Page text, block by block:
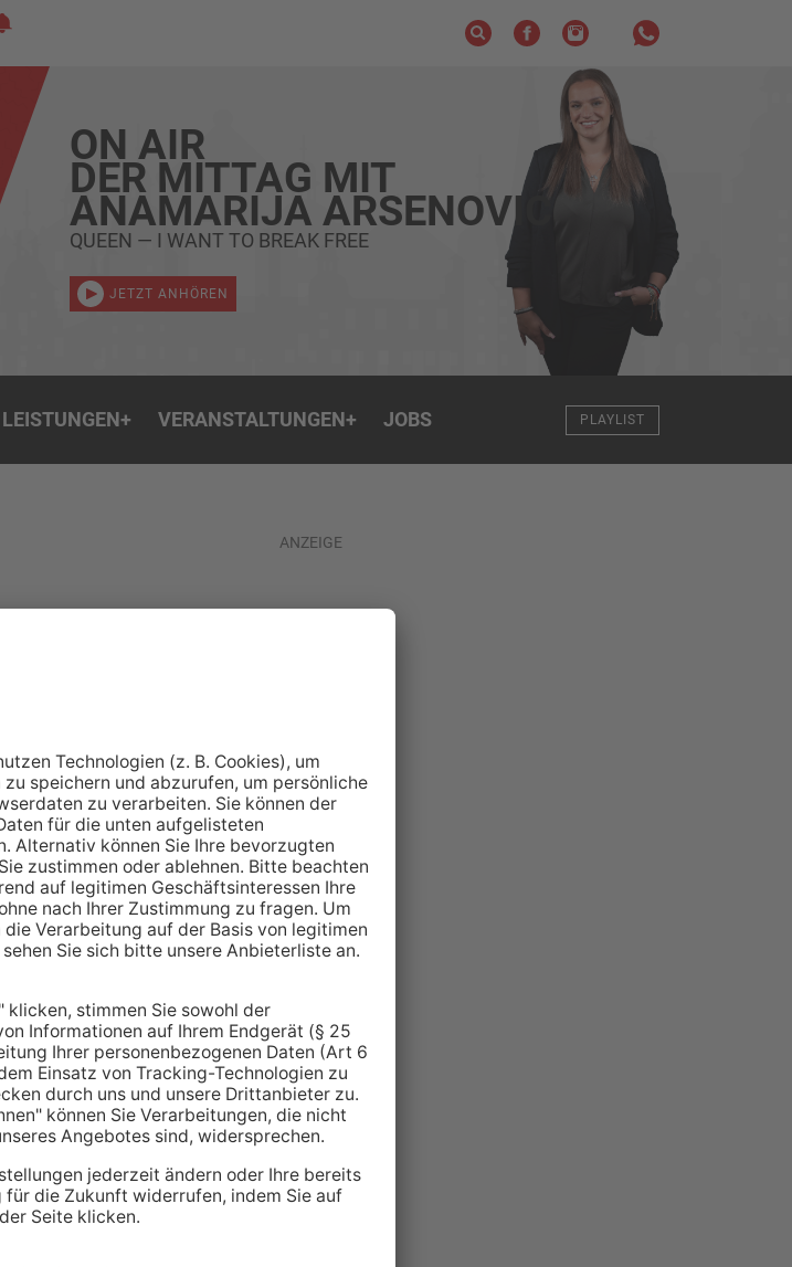
ON AIR
DER MITTAG MIT
ANAMARIJA ARSENOVIC
QUEEN — I WANT TO BREAK FREE
JETZT ANHÖREN
LEISTUNGEN+ VERANSTALTUNGEN+ JOBS PLAYLIST
ANZEIGE